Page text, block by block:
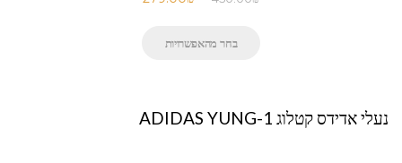
בחר מהאפשרויות
נעלי אדידס קטלוג ADIDAS YUNG-1